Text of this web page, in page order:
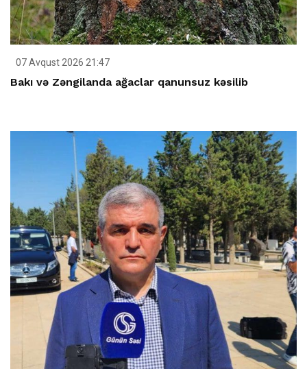
07 Avqust 2026 21:47
Bakı və Zəngilanda ağaclar qanunsuz kəsilib